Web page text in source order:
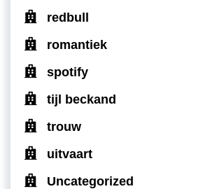
redbull
romantiek
spotify
tijl beckand
trouw
uitvaart
Uncategorized